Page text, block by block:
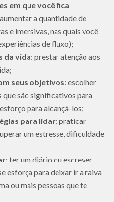
em que você fica
a quantidade de
e imersivas, nas quais você
de fluxo);
da vida: prestar atenção aos
seus objetivos: escolher
são significativos para
para alcançá-los;
para lidar: praticar
um estresse, dificuldade
: ter um diário ou escrever
esforça para deixar ir a raiva
ou mais pessoas que te